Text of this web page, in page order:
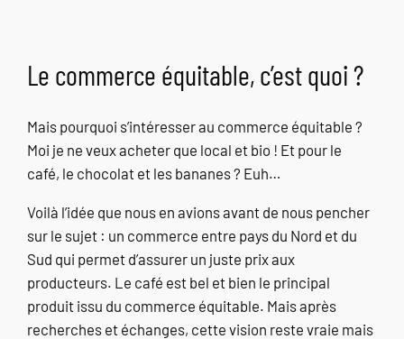
Le commerce équitable, c’est quoi ?
Mais pourquoi s’intéresser au commerce équitable ?
Moi je ne veux acheter que local et bio ! Et pour le
café, le chocolat et les bananes ? Euh…
Voilà l’idée que nous en avions avant de nous pencher
sur le sujet : un commerce entre pays du Nord et du
Sud qui permet d’assurer un juste prix aux
producteurs. Le café est bel et bien le principal
produit issu du commerce équitable. Mais après
recherches et échanges, cette vision reste vraie mais